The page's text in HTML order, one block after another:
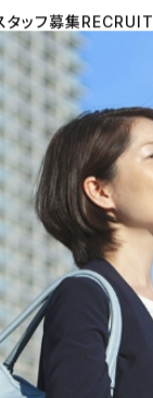
タッフ募集RECRUIT